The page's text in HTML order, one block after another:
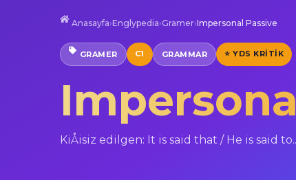
Anasayfa›Englypedia›Gramer›Impersonal Passive
GRAMER C1 GRAMMAR ⭐ YDS KRITIK
KiÅisiz edilgen: It is said that / He is said